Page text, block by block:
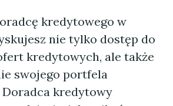
kredytowego w
nie tylko dostęp do
kredytowych, ale także
swojego portfela
Doradca kredytowy